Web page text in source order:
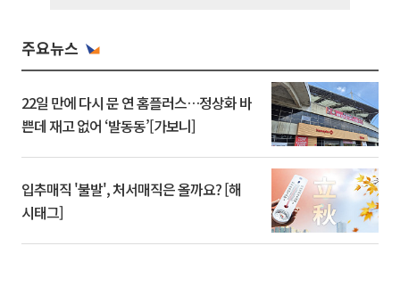
주요뉴스
22일 만에 다시 문 연 홈플러스…정상화 바
쁜데 재고 없어 ‘발동동’[가보니]
입추매직 '불발', 처서매직은 올까요? [해
시태그]